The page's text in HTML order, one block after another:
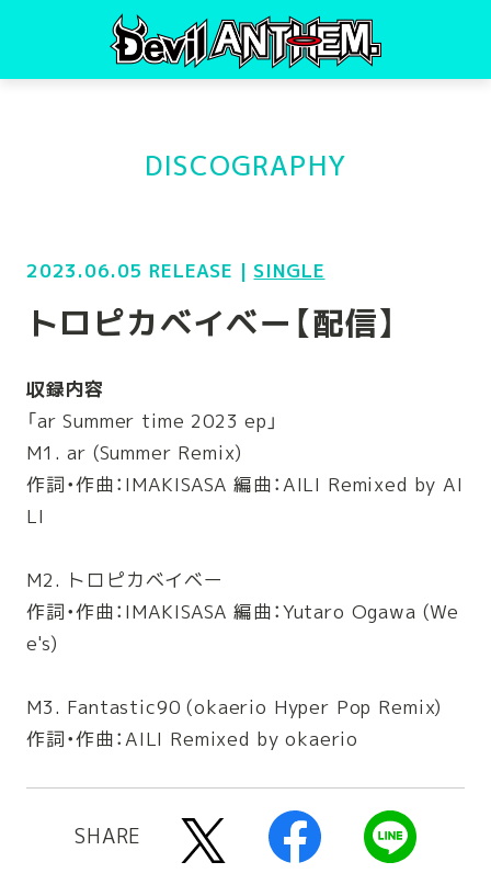
DISCOGRAPHY
2023.06.05 RELEASE | SINGLE
トロピカベイベー【配信】
収録内容
「ar Summer time 2023 ep」
M1. ar (Summer Remix)
作詞・作曲：IMAKISASA 編曲：AILI Remixed by AI
LI
M2. トロピカベイベー
作詞・作曲：IMAKISASA 編曲：Yutaro Ogawa (We
e's)
M3. Fantastic90 (okaerio Hyper Pop Remix)
作詞・作曲：AILI Remixed by okaerio
SHARE